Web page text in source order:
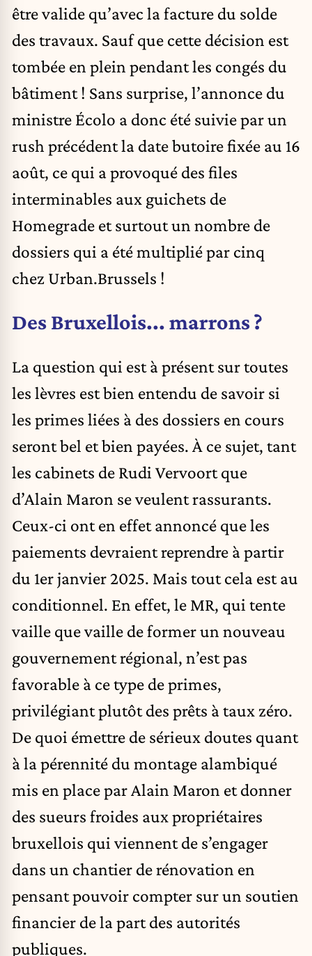
être valide qu’avec la facture du solde
des travaux. Sauf que cette décision est
tombée en plein pendant les congés du
bâtiment ! Sans surprise, l’annonce du
ministre Écolo a donc été suivie par un
rush précédent la date butoire fixée au 16
août, ce qui a provoqué des files
interminables aux guichets de
Homegrade et surtout un nombre de
dossiers qui a été multiplié par cinq
chez Urban.Brussels !
Des Bruxellois... marrons ?
La question qui est à présent sur toutes
les lèvres est bien entendu de savoir si
les primes liées à des dossiers en cours
seront bel et bien payées. À ce sujet, tant
les cabinets de Rudi Vervoort que
d’Alain Maron se veulent rassurants.
Ceux-ci ont en effet annoncé que les
paiements devraient reprendre à partir
du 1er janvier 2025. Mais tout cela est au
conditionnel. En effet, le MR, qui tente
vaille que vaille de former un nouveau
gouvernement régional, n’est pas
favorable à ce type de primes,
privilégiant plutôt des prêts à taux zéro.
De quoi émettre de sérieux doutes quant
à la pérennité du montage alambiqué
mis en place par Alain Maron et donner
des sueurs froides aux propriétaires
bruxellois qui viennent de s’engager
dans un chantier de rénovation en
pensant pouvoir compter sur un soutien
financier de la part des autorités
publiques.